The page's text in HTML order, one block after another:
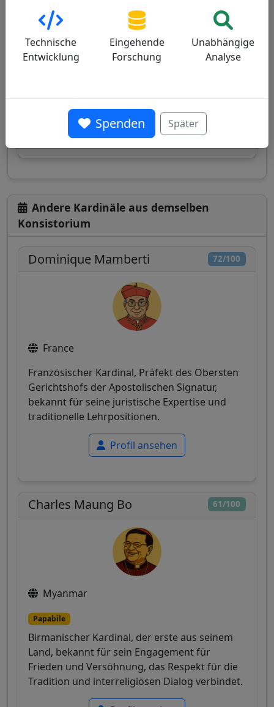
Papabile
Dikasteriums für Kultur und Bildung, Dichter
und Intellektueller, bekannt für seine Offenheit
Profil ansehen
Andere Kardinäle aus demselben
Konsistorium
72/100
Dominique Mamberti
France
Französischer Kardinal, Präfekt des Obersten
Gerichtshofs der Apostolischen Signatur,
bekannt für seine juristische Expertise und
traditionelle Lehrpositionen.
Profil ansehen
61/100
Charles Maung Bo
Myanmar
Papabile
Birmanischer Kardinal, der erste aus seinem
Land, bekannt für sein Engagement für
Frieden und Versöhnung, das Respekt für die
Tradition und interreligiösen Dialog verbindet.
Technische
Entwicklung
Eingehende
Forschung
Unabhängige
Analyse
Spenden Später